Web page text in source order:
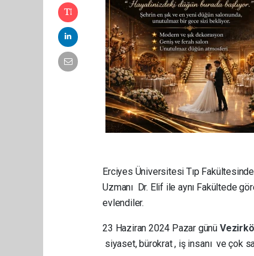
Erciyes Üniversitesi Tıp
Uzmanı Dr. Elif ile aynı Fakültede
evlendiler.
23 Haziran 2024 Pazar günü
siyaset, bürokrat , iş insanı ve çok